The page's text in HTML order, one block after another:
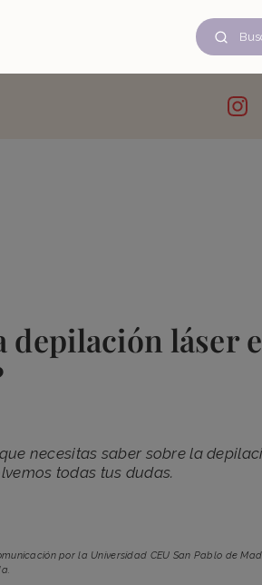
depilación láser
necesitas saber sobre la
todas tus dudas.
por la Universidad CEU San Pablo de